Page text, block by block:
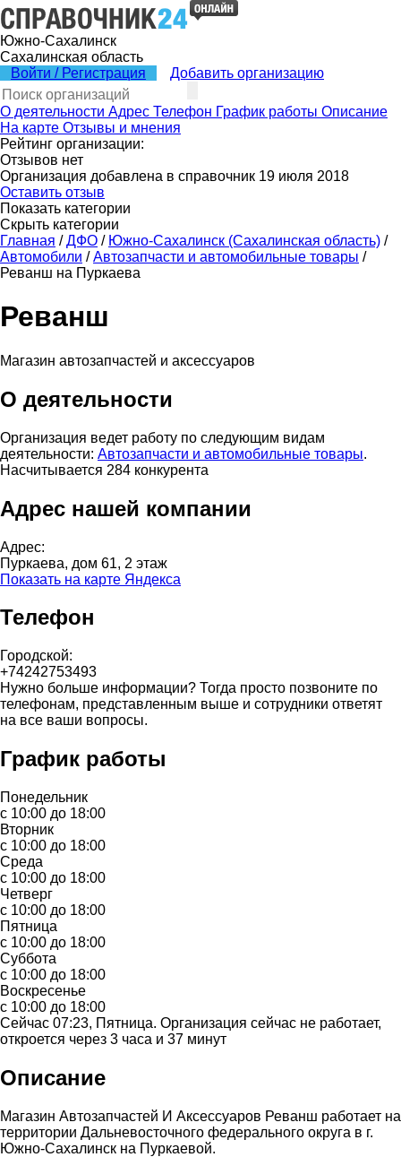
Южно-Сахалинск
Сахалинская область
Войти / Регистрация
Добавить организацию
О деятельности Адрес Телефон График работы Описание
На карте Отзывы и мнения
Рейтинг организации:
Отзывов нет
Организация добавлена в справочник 19 июля 2018
Оставить отзыв
Показать категории
Скрыть категории
Главная / ДФО / Южно-Сахалинск (Сахалинская область) /
Автомобили / Автозапчасти и автомобильные товары /
Реванш на Пуркаева
Реванш
Магазин автозапчастей и аксессуаров
О деятельности
Организация ведет работу по следующим видам
деятельности: Автозапчасти и автомобильные товары.
Насчитывается 284 конкурента
Адрес нашей компании
Адрес:
Пуркаева, дом 61, 2 этаж
Показать на карте Яндекса
Телефон
Городской:
+74242753493
Нужно больше информации? Тогда просто позвоните по
телефонам, представленным выше и сотрудники ответят
на все ваши вопросы.
График работы
Понедельник
с 10:00 до 18:00
Вторник
с 10:00 до 18:00
Среда
с 10:00 до 18:00
Четверг
с 10:00 до 18:00
Пятница
с 10:00 до 18:00
Суббота
с 10:00 до 18:00
Воскресенье
с 10:00 до 18:00
Сейчас 07:23, Пятница. Организация сейчас не работает,
откроется через 3 часа и 37 минут
Описание
Магазин Автозапчастей И Аксессуаров Реванш работает на
территории Дальневосточного федерального округа в г.
Южно-Сахалинск на Пуркаевой.